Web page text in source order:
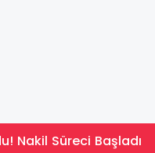
Nakil Süreci Başladı